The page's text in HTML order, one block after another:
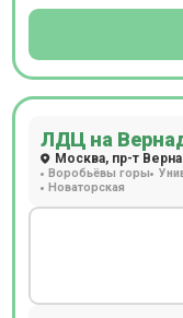
ЛДЦ на
Москва, пр-т
Воробьёвы горы
Новаторская